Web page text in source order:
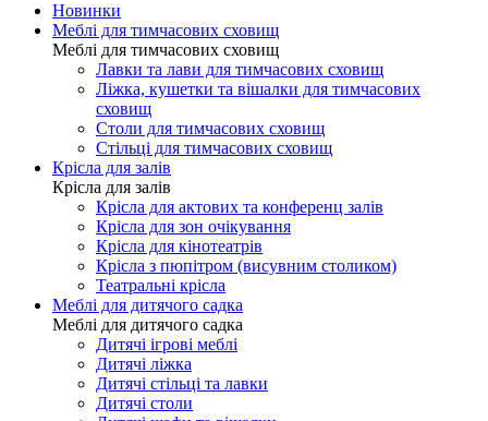
Новинки
Меблі для тимчасових сховищ
Меблі для тимчасових сховищ
Лавки та лави для тимчасових сховищ
Ліжка, кушетки та вішалки для тимчасових
сховищ
Столи для тимчасових сховищ
Стільці для тимчасових сховищ
Крісла для залів
Крісла для залів
Крісла для актових та конференц залів
Крісла для зон очікування
Крісла для кінотеатрів
Крісла з пюпітром (висувним столиком)
Театральні крісла
Меблі для дитячого садка
Меблі для дитячого садка
Дитячі ігрові меблі
Дитячі ліжка
Дитячі стільці та лавки
Дитячі столи